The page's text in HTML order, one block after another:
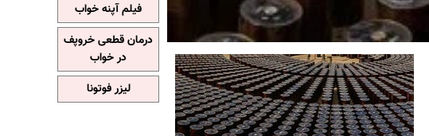
فیلم آپنه خواب
درمان قطعی خروپف
در خواب
لیزر فوتونا